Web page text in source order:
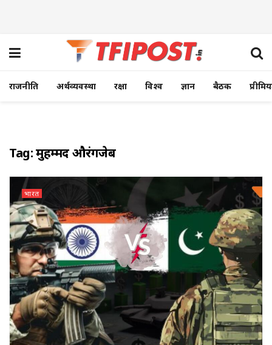
राजनीति अर्थव्यवस्था रक्षा विश्व ज्ञान बैठक
Tag:मुहम्मद औरंगजेब
भारत